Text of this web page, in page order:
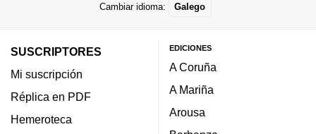
Cambiar idioma: Galego
SUSCRIPTORES
Mi suscripción
Réplica en PDF
Hemeroteca
EDICIONES
A Coruña
A Mariña
Arousa